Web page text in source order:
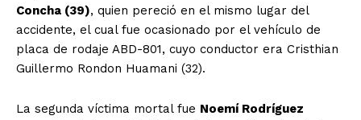
Concha (39), quien pereció en el mismo lugar del
accidente, el cual fue ocasionado por el vehículo de
placa de rodaje ABD-801, cuyo conductor era Cristhian
Guillermo Rondon Huamani (32).
La segunda víctima mortal fue Noemí Rodríguez